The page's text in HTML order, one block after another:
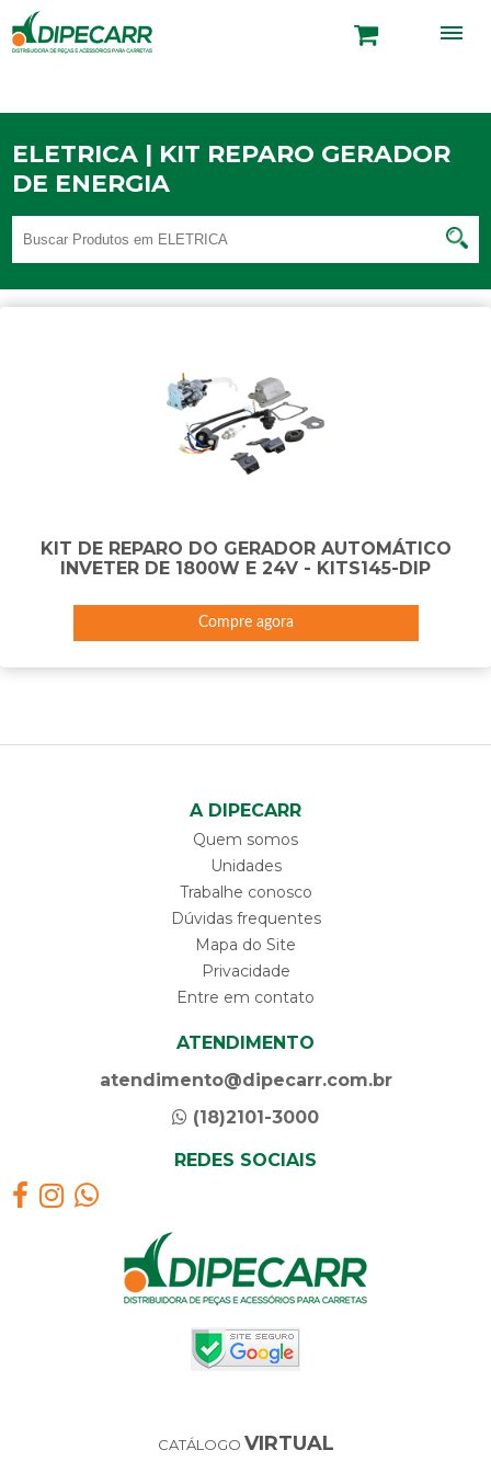
ELETRICA | KIT REPARO GERADOR
DE ENERGIA
KIT DE REPARO DO GERADOR AUTOMÁTICO
INVETER DE 1800W E 24V - KITS145-DIP
Compre agora
A DIPECARR
Quem somos
Unidades
Trabalhe conosco
Dúvidas frequentes
Mapa do Site
Privacidade
Entre em contato
ATENDIMENTO
atendimento@dipecarr.com.br
(18)2101-3000
REDES SOCIAIS
CATÁLOGO VIRTUAL